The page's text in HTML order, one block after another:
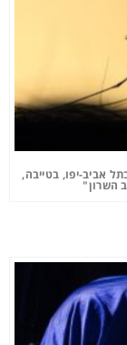
אביב-יפו, בטייבה,
השרון"